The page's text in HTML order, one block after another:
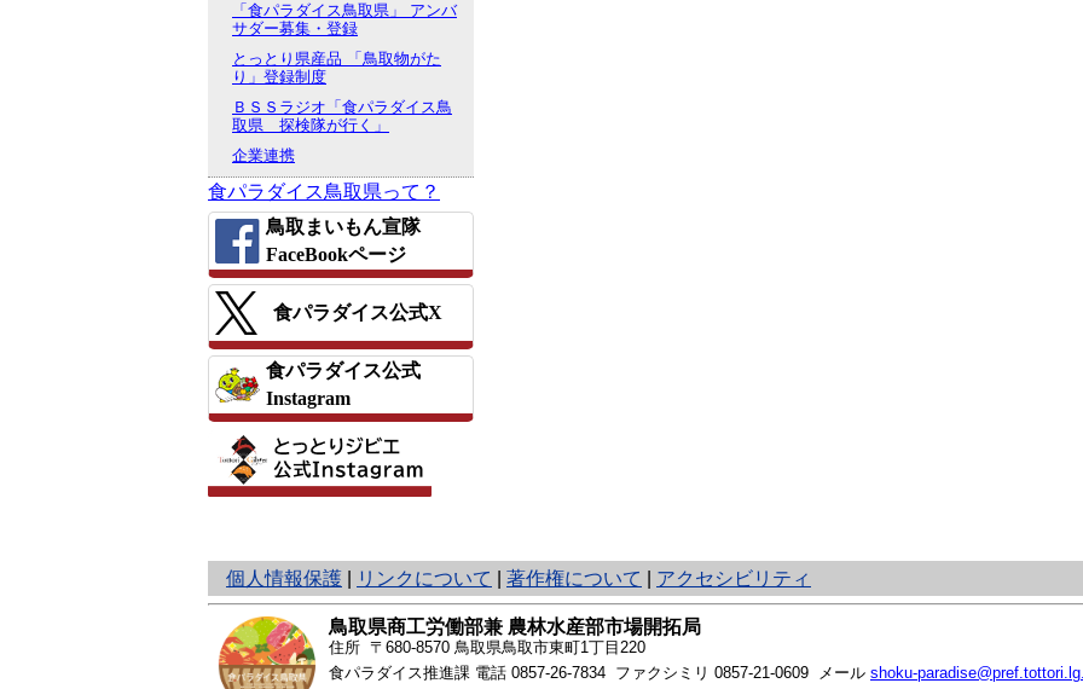
「食パラダイス鳥取県」 アンバ
サダー募集・登録
とっとり県産品 「鳥取物がた
り」登録制度
ＢＳＳラジオ「食パラダイス鳥
取県 探検隊が行く」
企業連携
食パラダイス鳥取県って？
鳥取まいもん宣隊
FaceBookページ
食パラダイス公式X
食パラダイス公式
Instagram
個人情報保護
と
り
ネ
ッ
ト
リンクについて 著作権について アクセシビリティ
鳥取県商工労働部兼 農林水産部市場開拓局
住所 〒680-8570 鳥取県鳥取市東町1丁目220
食パラダイス推進課 電話 0857-26-7834 ファクシミリ 0857-21-0609 メール shoku-